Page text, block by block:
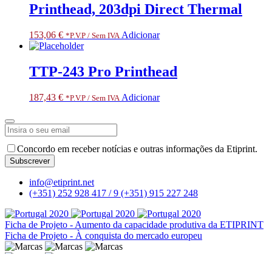
Printhead, 203dpi Direct Thermal
153,06 € *P.V.P / Sem IVA Adicionar
TTP-243 Pro Printhead
187,43 € *P.V.P / Sem IVA Adicionar
Concordo em receber notícias e outras informações da Etiprint.
Subscrever
Number*
info@etiprint.net
(+351) 252 928 417 / 9 (+351) 915 227 248
Ficha de Projeto - Aumento da capacidade produtiva da ETIPRINT
Ficha de Projeto - À conquista do mercado europeu